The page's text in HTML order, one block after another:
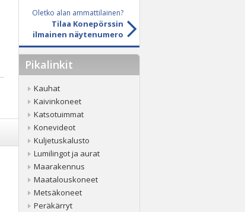
Oy:lle lokakuussa
Oletko alan ammattilainen?
Tilaa Konepörssin
ilmainen näytenumero
Pikalinkit
Kauhat
Kaivinkoneet
Katsotuimmat
Konevideot
Kuljetuskalusto
Lumilingot ja aurat
Maarakennus
Maatalouskoneet
Metsäkoneet
Peräkärryt